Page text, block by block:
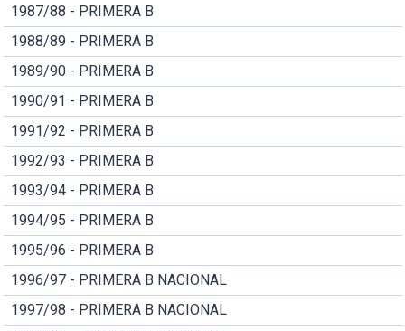
1987/88 - PRIMERA B
1988/89 - PRIMERA B
1989/90 - PRIMERA B
1990/91 - PRIMERA B
1991/92 - PRIMERA B
1992/93 - PRIMERA B
1993/94 - PRIMERA B
1994/95 - PRIMERA B
1995/96 - PRIMERA B
1996/97 - PRIMERA B NACIONAL
1997/98 - PRIMERA B NACIONAL